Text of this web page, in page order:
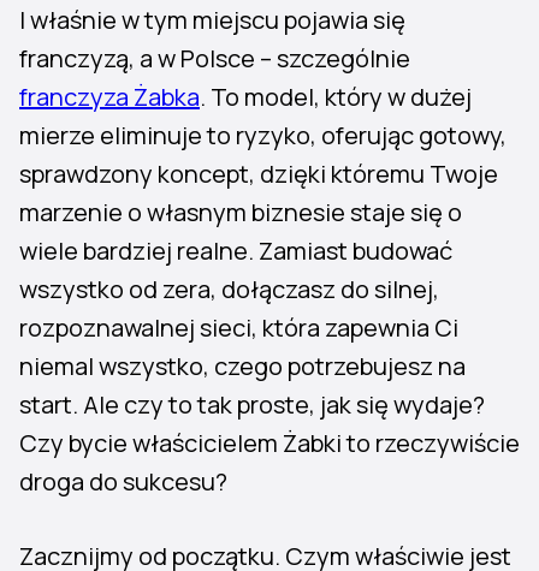
I właśnie w tym miejscu pojawia się
franczyzą, a w Polsce – szczególnie
franczyza Żabka. To model, który w dużej
mierze eliminuje to ryzyko, oferując gotowy,
sprawdzony koncept, dzięki któremu Twoje
marzenie o własnym biznesie staje się o
wiele bardziej realne. Zamiast budować
wszystko od zera, dołączasz do silnej,
rozpoznawalnej sieci, która zapewnia Ci
niemal wszystko, czego potrzebujesz na
start. Ale czy to tak proste, jak się wydaje?
Czy bycie właścicielem Żabki to rzeczywiście
droga do sukcesu?
Zacznijmy od początku. Czym właściwie jest